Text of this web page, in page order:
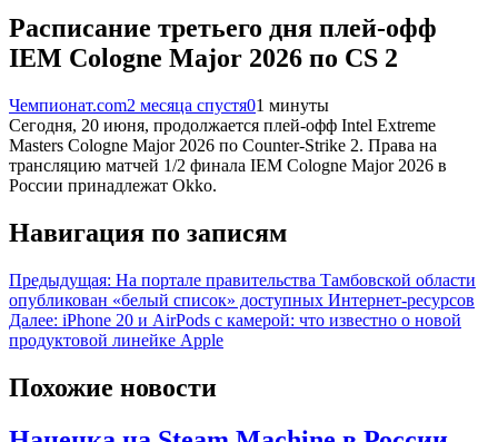
Расписание третьего дня плей-офф
IEM Cologne Major 2026 по CS 2
Чемпионат.com2 месяца спустя01 минуты
Сегодня, 20 июня, продолжается плей-офф Intel Extreme
Masters Cologne Major 2026 по Counter-Strike 2. Права на
трансляцию матчей 1/2 финала IEM Cologne Major 2026 в
России принадлежат Okko.
Навигация по записям
Предыдущая: На портале правительства Тамбовской области
опубликован «белый список» доступных Интернет-ресурсов
Далее: iPhone 20 и AirPods с камерой: что известно о новой
продуктовой линейке Apple
Похожие новости